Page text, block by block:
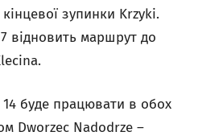
зупинки Krzyki.
відновить маршрут до
буде працювати в обох
Dworzec Nadodrze –